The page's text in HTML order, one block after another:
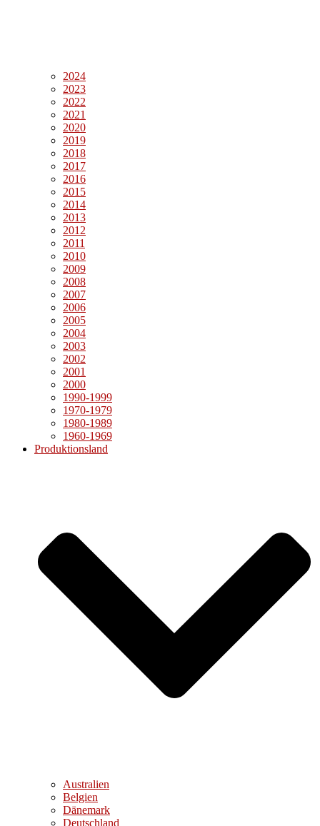
2024
2023
2022
2021
2020
2019
2018
2017
2016
2015
2014
2013
2012
2011
2010
2009
2008
2007
2006
2005
2004
2003
2002
2001
2000
1990-1999
1970-1979
1980-1989
1960-1969
Produktionsland
Australien
Belgien
Dänemark
Deutschland